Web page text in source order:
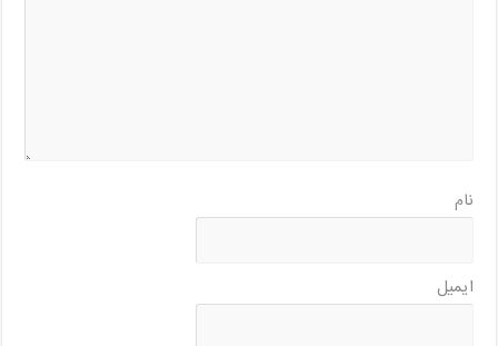
نام
ایمیل